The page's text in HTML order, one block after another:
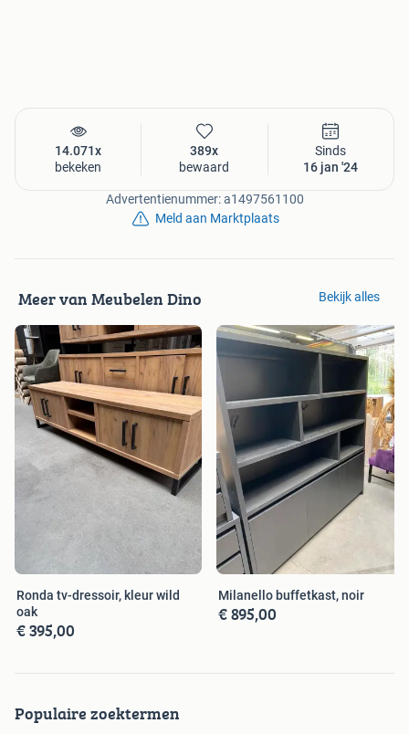
(0032)0475870319of mail naar
info@meubelendino.be
Meubelen Dino
Europarklaan 2073
Openingsuren?
Maandag: GESLOTEN
Dinsdag: GESLOTEN
Woensdag: 10-18 uur
Donderdag: GESLOTEN
Vrijdag: 10-18 uur
Zaterdag: 10-15 uur
Zondag: 10-15 uur
14.071x
bekeken
389x
bewaard
Sinds
16 jan '24
Advertentienummer: a1497561100
Meld aan Marktplaats
Meer van Meubelen Dino Bekijk alles
Ronda tv-dressoir, kleur wild
oak
€ 395,00
Milanello buffetkast, noir
€ 895,00
Populaire zoektermen